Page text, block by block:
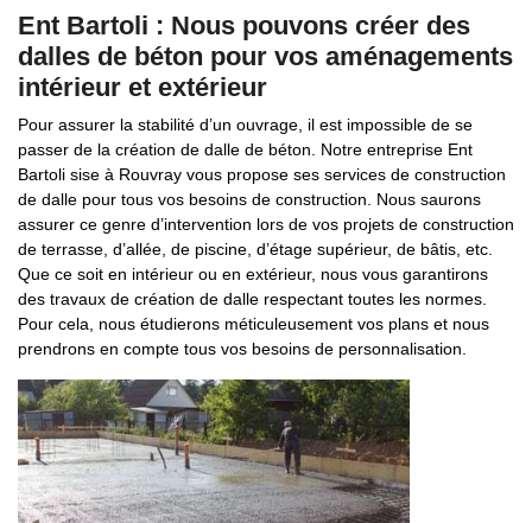
Ent Bartoli : Nous pouvons créer des
dalles de béton pour vos aménagements
intérieur et extérieur
Pour assurer la stabilité d’un ouvrage, il est impossible de se
passer de la création de dalle de béton. Notre entreprise Ent
Bartoli sise à Rouvray vous propose ses services de construction
de dalle pour tous vos besoins de construction. Nous saurons
assurer ce genre d’intervention lors de vos projets de construction
de terrasse, d’allée, de piscine, d’étage supérieur, de bâtis, etc.
Que ce soit en intérieur ou en extérieur, nous vous garantirons
des travaux de création de dalle respectant toutes les normes.
Pour cela, nous étudierons méticuleusement vos plans et nous
prendrons en compte tous vos besoins de personnalisation.